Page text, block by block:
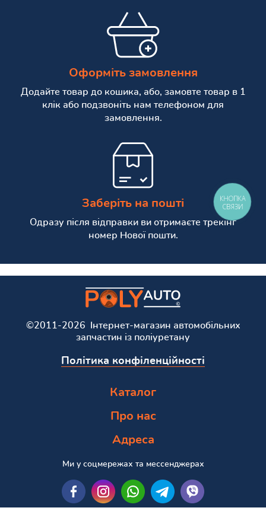
Оформіть замовлення
Додайте товар до кошика, або, замовте товар в 1
клік або подзвоніть нам телефоном для
замовлення.
Заберіть на пошті
Одразу після відправки ви отримаєте трекінг
номер Нової пошти.
©2011-2026 Інтернет-магазин автомобільних
запчастин із поліуретану
Політика конфіленційності
Каталог
Про нас
Адреса
Ми у соцмережах та мессенджерах
КНОПКА
СВЯЗИ